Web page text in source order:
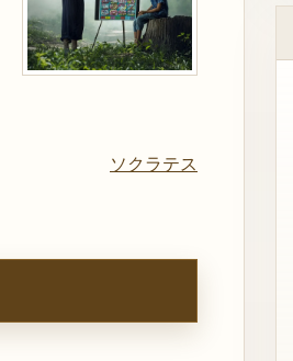
ソクラテス